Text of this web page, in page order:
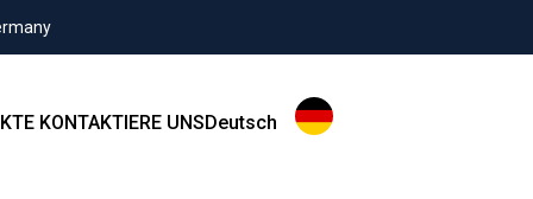
KONTAKTIERE UNSDeutsch